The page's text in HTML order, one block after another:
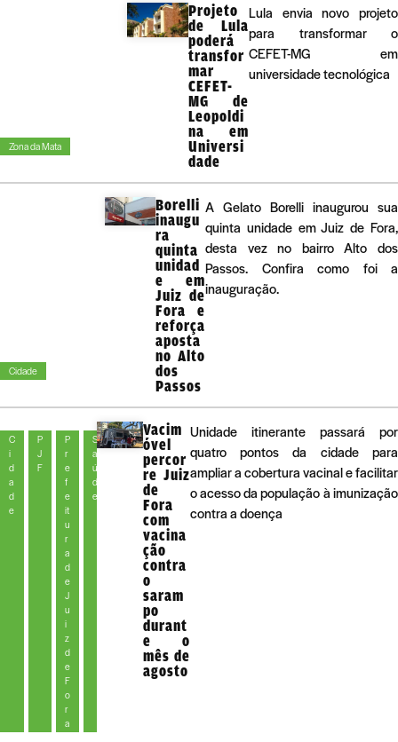
Zona da Mata
Projeto
de Lula
poderá
transfor
mar
CEFET-
MG de
Leopoldi
na em
Universi
dade
Lula envia novo projeto
para transformar o
CEFET-MG em
universidade tecnológica
Cidade
Borelli
inaugu
ra
quinta
unidad
e em
Juiz de
Fora e
reforça
aposta
no Alto
dos
Passos
A Gelato Borelli inaugurou sua
quinta unidade em Juiz de Fora,
desta vez no bairro Alto dos
Passos. Confira como foi a
inauguração.
C
i
d
a
d
e
P
J
F
P
r
e
f
e
it
u
r
a
d
e
J
u
i
z
d
e
F
o
r
a
S
a
ú
d
e
Vacim
óvel
percor
re Juiz
de
Fora
com
vacina
ção
contra
o
saram
po
durant
e o
mês de
agosto
Unidade itinerante passará por
quatro pontos da cidade para
ampliar a cobertura vacinal e facilitar
o acesso da população à imunização
contra a doença